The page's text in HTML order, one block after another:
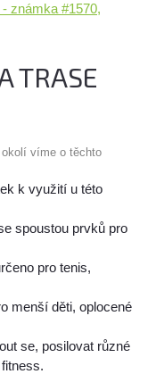
známka #1570,
TRASE
víme o těchto
k využití u této
spoustou prvků pro
pro tenis,
menší děti, oplocené
se, posilovat různé